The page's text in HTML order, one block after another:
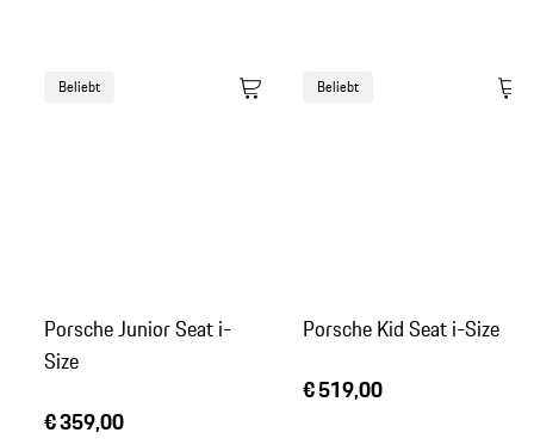
Beliebt
Porsche Junior Seat i-
Size
€ 359,00
Beliebt
Porsche Kid Seat i-Size
€ 519,00